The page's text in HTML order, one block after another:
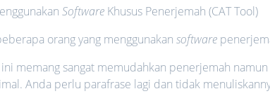
Software Khusus Penerjemah (CAT Tool)
orang yang menggunakansoftware
memang sangat memudahkan penerjemah
Anda perlu parafrase lagi dan tidak